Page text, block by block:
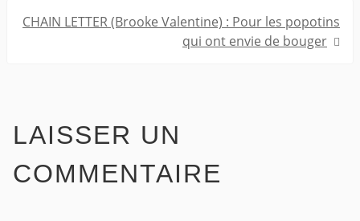
l’article
CHAIN LETTER (Brooke Valentine) : Pour les popotins
qui ont envie de bouger
LAISSER UN
COMMENTAIRE